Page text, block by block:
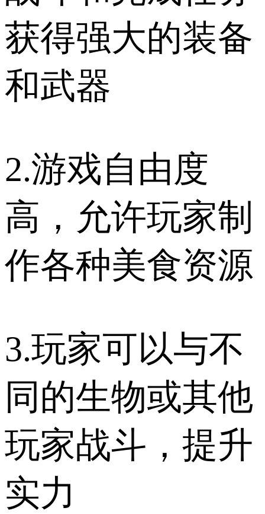
获得强大的装备
和武器
2.游戏自由度
高，允许玩家制
作各种美食资源
3.玩家可以与不
同的生物或其他
玩家战斗，提升
实力